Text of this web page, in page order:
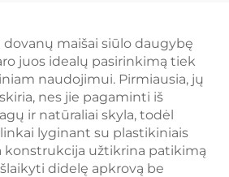
Siuntimo Karta
dovanų maišai siūlo daugybę
juos idealų pasirinkimą tiek
naudojimui. Pirmiausia, jų
nes jie pagaminti iš
ir natūraliai skyla, todėl
lyginant su plastikiniais
konstrukcija užtikrina patikimą
didelę apkrovą be